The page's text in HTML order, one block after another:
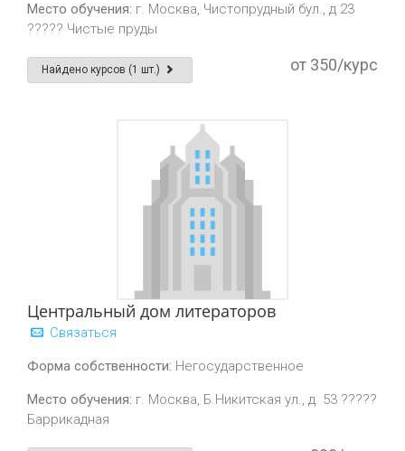
Место обучения: г. Москва, Чистопрудный бул., д 23
????? Чистые пруды
Найдено курсов (1 шт.) от 350/курс
Центральный дом литераторов
Связаться
Форма собственности: Негосударственное
Место обучения: г. Москва, Б.Никитская ул., д. 53 ?????
Баррикадная